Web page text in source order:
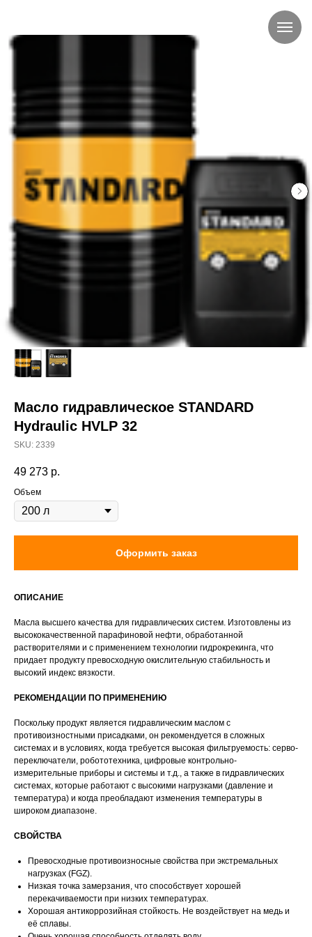
Масло гидравлическое STANDARD
Hydraulic HVLP 32
SKU: 2339
49 273 р.
Объем
Оформить заказ
ОПИСАНИЕ
Масла высшего качества для гидравлических систем. Изготовлены из
высококачественной парафиновой нефти, обработанной
растворителями и с применением технологии гидрокрекинга, что
придает продукту превосходную окислительную стабильность и
высокий индекс вязкости.
РЕКОМЕНДАЦИИ ПО ПРИМЕНЕНИЮ
Поскольку продукт является гидравлическим маслом с
противоизностными присадками, он рекомендуется в сложных
системах и в условиях, когда требуется высокая фильтруемость: серво-
переключатели, робототехника, цифровые контрольно-
измерительные приборы и системы и т.д., а также в гидравлических
системах, которые работают с высокими нагрузками (давление и
температура) и когда преобладают изменения температуры в
широком диапазоне.
СВОЙСТВА
Превосходные противоизносные свойства при экстремальных
нагрузках (FGZ).
Низкая точка замерзания, что способствует хорошей
перекачиваемости при низких температурах.
Хорошая антикоррозийная стойкость. Не воздействует на медь и
её сплавы.